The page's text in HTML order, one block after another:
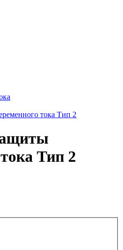
тока Тип 2
Тип 2